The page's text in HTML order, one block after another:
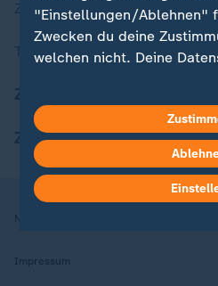
ZDFheute Stories
Themen im Überblick
ZDFheute Apps
Nutzungsbedingungen
Impressum
"Einstellungen/Ablehnen"
Zwecken du deine
welchen nicht. Deine
Hier findest du das
Weitere Informationen
Datenschutzerklärung.